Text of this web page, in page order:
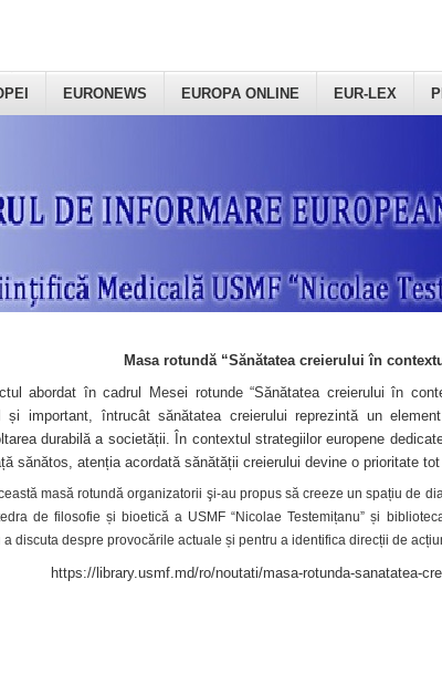
EURONEWS EUROPA ONLINE EUR-LEX
Masa rotundă “Sănătatea creierului în
abordat în cadrul Mesei rotunde “Sănătatea creierului în
și important, întrucât sănătatea creierului reprezintă un
durabilă a societății. În contextul strategiilor europene
sănătos, atenția acordată sănătății creierului devine o prioritate
masă rotundă organizatorii şi-au propus să creeze un spațiu de
de filosofie și bioetică a USMF “Nicolae Testemițanu” și
a discuta despre provocările actuale și pentru a identifica direcții de
https://library.usmf.md/ro/noutati/masa-rotunda-sanatatea-